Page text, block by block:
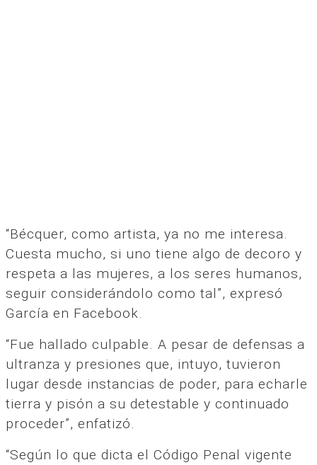
“Bécquer, como artista, ya no me interesa.
Cuesta mucho, si uno tiene algo de decoro y
respeta a las mujeres, a los seres humanos,
seguir considerándolo como tal”, expresó
García en Facebook.
“Fue hallado culpable. A pesar de defensas a
ultranza y presiones que, intuyo, tuvieron
lugar desde instancias de poder, para echarle
tierra y pisón a su detestable y continuado
proceder”, enfatizó.
“Según lo que dicta el Código Penal vigente